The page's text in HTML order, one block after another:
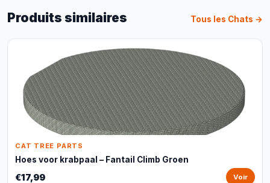
Produits similaires Tous les Chats →
CAT TREE PARTS
Hoes voor krabpaal – Fantail Climb Groen
€17,99 Voir